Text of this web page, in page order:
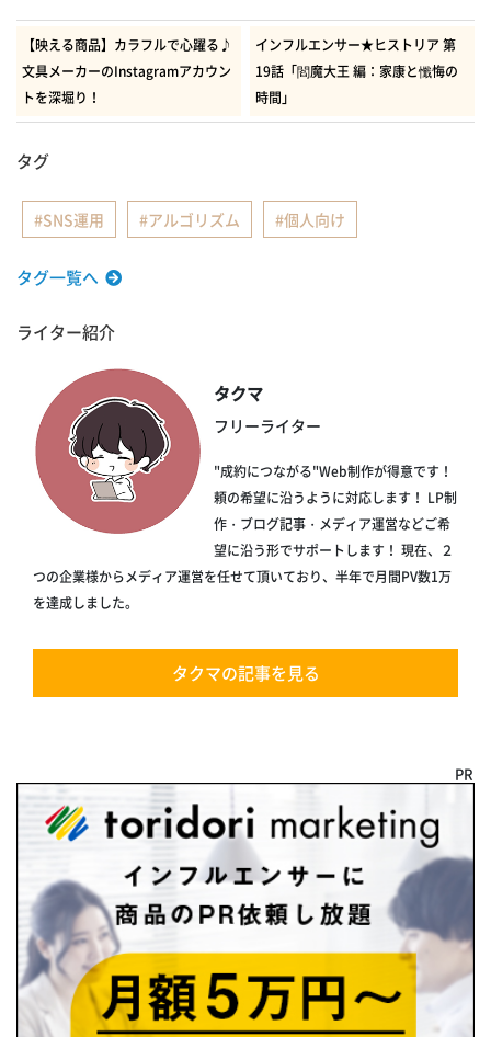
有
【映える商品】カラフルで心躍る♪
文具メーカーのInstagramアカウン
トを深堀り！
インフルエンサー★ヒストリア 第
19話「閻魔大王 編：家康と懺悔の
時間」
タグ
SNS運用 アルゴリズム 個人向け
タグ一覧へ
ライター紹介
タクマ
フリーライター
"成約につながる"Web制作が得意です！
頼の希望に沿うように対応します！ LP制
作・ブログ記事・メディア運営などご希
望に沿う形でサポートします！ 現在、２
つの企業様からメディア運営を任せて頂いており、半年で月間PV数1万
を達成しました。
タクマの記事を見る
PR